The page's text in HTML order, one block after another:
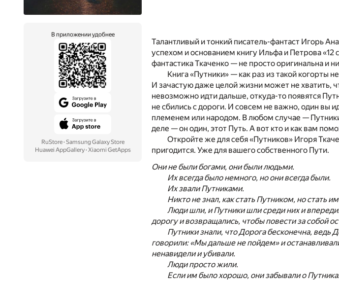
В приложении удобнее
RuStore· Samsung Galaxy Store
Huawei AppGallery· Xiaomi GetApps
Талантливый и тонкий писатель-фантаст Игорь
успехом и основанием книгу Ильфа и Петрова «12
фантастика Ткаченко — не просто оригинальна и
Книга «Путники» — как раз из такой когорты
И зачастую даже целой жизни может не хватить,
невозможно идти дальше, откуда-то появятся
не сбились с дороги. И совсем не важно, один вы
племенем или народом. В любом случае —
деле — он один, этот Путь. А вот кто и как вам
Откройте же для себя «Путников» Игоря
пригодится. Уже для вашего собственного Пути.
Они не были богами, они были людьми.
Их всегда было немного, но они всегда были.
Их звали Путниками.
Никто не знал, как стать Путником, но стать
Люди шли, и Путники шли среди них и
дорогу и возвращались, чтобы повести за собой
Путники знали, что Дорога бесконечна,
говорили: «Мы дальше не пойдем» и
ненавидели и убивали.
Люди просто жили.
Если им было хорошо, они забывали о